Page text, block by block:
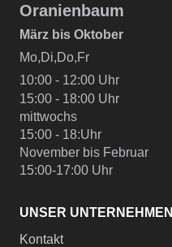
Oranienbaum
März bis Oktober
Mo,Di,Do,Fr
10:00 - 12:00 Uhr
15:00 - 18:00 Uhr
mittwochs
15:00 - 18:Uhr
November bis Februar
15:00-17:00 Uhr
UNSER UNTERNEHMEN
Kontakt